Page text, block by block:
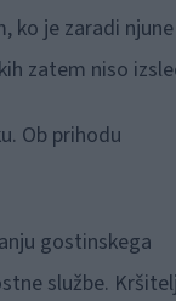
ko je zaradi njune
zatem niso
Ob prihodu
gostinskega
službe.